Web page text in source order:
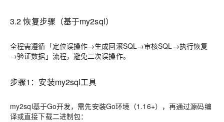
3.2 恢复步骤（基于my2sql）
全程需遵循「定位误操作→生成回滚SQL→审核SQL→执行恢复
→验证数据」流程，避免二次误操作。
步骤1：安装my2sql工具
my2sql基于Go开发，需先安装Go环境（1.16+），再通过源码编
译或直接下载二进制包：